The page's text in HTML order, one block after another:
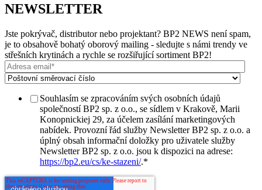
NEWSLETTER
Jste pokrývač, distributor nebo projektant? BP2 NEWS není spam,
je to obsahově bohatý oborový mailing - sledujte s námi trendy ve
střešních krytinách a rychle se rozšiřující sortiment BP2!
Souhlasím se zpracováním svých osobních údajů
společností BP2 sp. z o.o., se sídlem v Krakově, Marii
Konopnickiej 29, za účelem zasílání marketingových
nabídek. Provozní řád služby Newsletter BP2 sp. z o.o. a
úplný obsah informační doložky pro uživatele služby
Newsletter BP2 sp. z o.o. jsou k dispozici na adrese:
https://bp2.eu/cs/ke-stazeni/.*